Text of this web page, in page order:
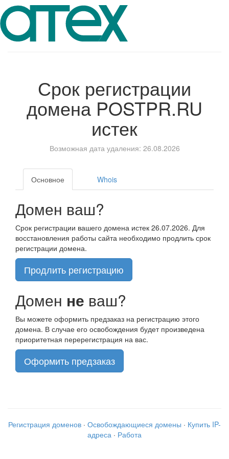
Срок регистрации
домена POSTPR.RU
истек
Возможная дата удаления: 26.08.2026
Основное Whois
Домен ваш?
Срок регистрации вашего домена истек 26.07.2026. Для
восстановления работы сайта необходимо продлить срок
регистрации домена.
Продлить регистрацию
Домен не ваш?
Вы можете оформить предзаказ на регистрацию этого
домена. В случае его освобождения будет произведена
приоритетная перерегистрация на вас.
Оформить предзаказ
Регистрация доменов · Освобождающиеся домены · Купить IP-
адреса · Работа